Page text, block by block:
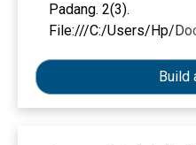
Padang. 2(3).
File:///C:/Users/Hp/
Aisya, N. L., Maidita, C.,
(2022). Pengaruh
Kecantikan Terhadap
Build